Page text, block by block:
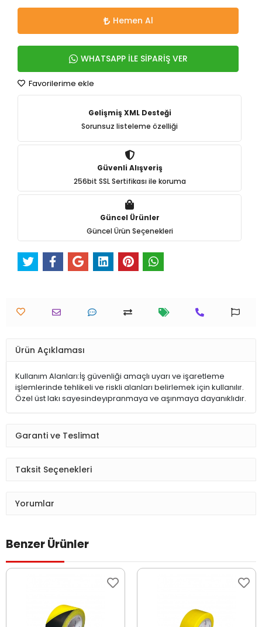
Hemen Al
WHATSAPP İLE SİPARİŞ VER
Favorilerime ekle
Gelişmiş XML Desteği
Sorunsuz listeleme özelliği
Güvenli Alışveriş
256bit SSL Sertifikası ile koruma
Güncel Ürünler
Güncel Ürün Seçenekleri
Ürün Açıklaması
Kullanım Alanları:İş güvenliği amaçlı uyarı ve işaretleme
işlemlerinde tehlikeli ve riskli alanları belirlemek için kullanılır.
Özel üst lakı sayesindeyıpranmaya ve aşınmaya dayanıklıdır.
Garanti ve Teslimat
Taksit Seçenekleri
Yorumlar
Benzer Ürünler